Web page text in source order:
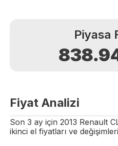
Piyasa
Fiyat Analizi
Son 3 ay için 2013 Renault
ikinci el fiyatları ve